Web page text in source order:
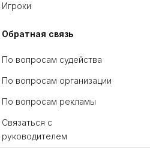
Игроки
Обратная связь
По вопросам судейства
По вопросам организации
По вопросам рекламы
Связаться с
руководителем